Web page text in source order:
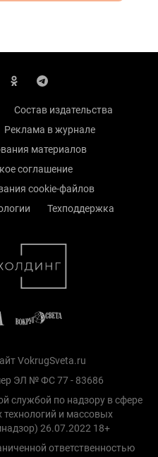
Состав издательства
Реклама в журнале
материалов
соглашение
cookie-файлов
Техподдержка
VokrugSveta.ru
ЭЛ № ФС 77 - 83686
службой по надзору в сфере
и массовых
26.07.2022 18+
ответственностью